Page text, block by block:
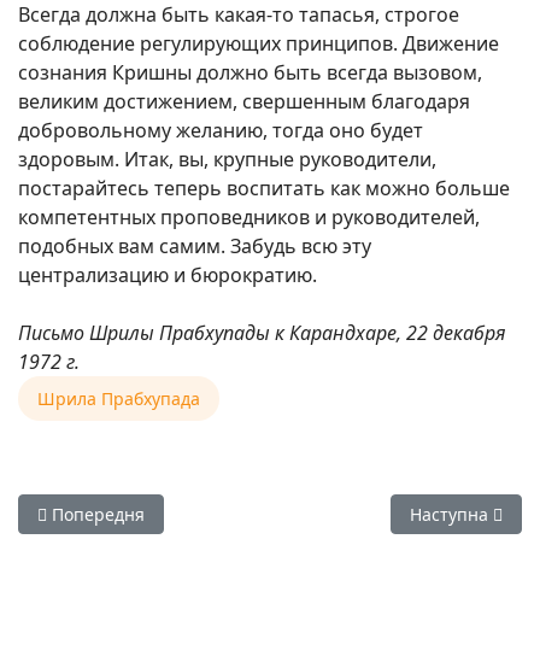
Всегда должна быть какая-то тапасья, строгое
соблюдение регулирующих принципов. Движение
сознания Кришны должно быть всегда вызовом,
великим достижением, свершенным благодаря
добровольному желанию, тогда оно будет
здоровым. Итак, вы, крупные руководители,
постарайтесь теперь воспитать как можно больше
компетентных проповедников и руководителей,
подобных вам самим. Забудь всю эту
централизацию и бюрократию.
Письмо Шрилы Прабхупады к Карандхаре, 22 декабря
1972 г.
Шрила Прабхупада
Попередня стаття: Золотые часы Шрилы Прабхупады
Попередня Наступна
Наступна